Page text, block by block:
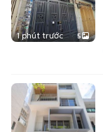
1 phút trước 5